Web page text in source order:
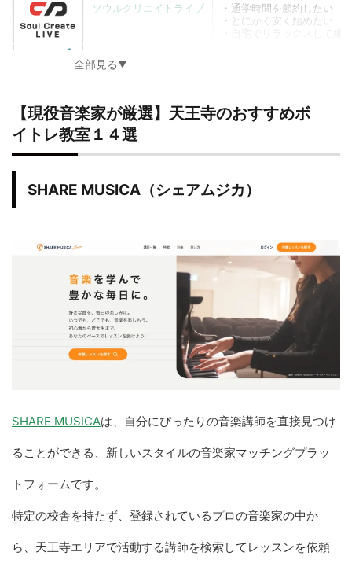
ソウルクリエイトライブ
・通学時間を節約したい
・とにかく安く始めたい
MUSIC
ACADEMY
・現役プロ講師から指導を
・習い事・塾代助成事業を
Divaluxe
・駅から徒歩1分の好立地を
・クラシックからポップス
・習い事・塾代助成事業を
アクアハウス
ミュージック
・趣味として気軽に上達を
・月2回8,800円からリーズ
・アカペラコーラスに興味
ヤマハ
大人の音楽レッスン
・基礎からしっかり学びた
・体系的なカリキュラムが
・グループレッスンも検討
・大人の趣味として気軽に
全部見る ▼
【現役音楽家が厳選】天王寺のおすすめボ
イトレ教室１４選
SHARE MUSICA（シェアムジカ）
SHARE MUSICAは、自分にぴったりの音楽講師を直接見つけ
ることができる、新しいスタイルの音楽家マッチングプラッ
トフォームです。
特定の校舎を持たず、登録されているプロの音楽家の中か
ら、天王寺エリアで活動する講師を検索してレッスンを依頼